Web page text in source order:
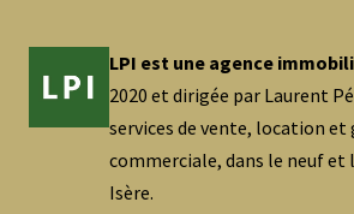
LPI est une agence
2020 et dirigée par Laurent
services de vente, location
commerciale, dans le neuf et
Isère.